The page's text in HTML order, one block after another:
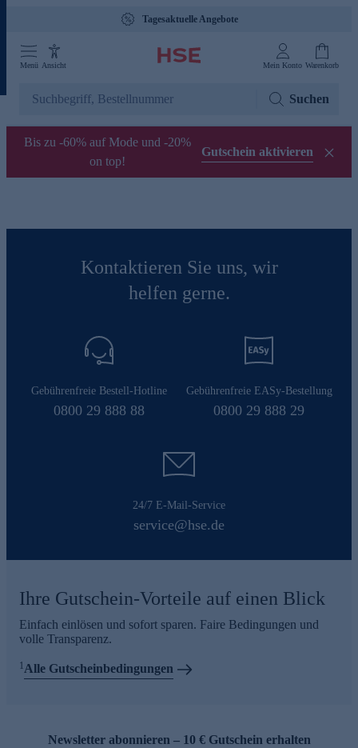
Tagesaktuelle Angebote
Menü Ansicht Mein Konto Warenkorb
Suchen
Bis zu -60% auf Mode und -20%
on top!
Gutschein aktivieren
Kontaktieren Sie uns, wir
helfen gerne.
Gebührenfreie Bestell-Hotline
0800 29 888 88
Gebührenfreie EASy-Bestellung
0800 29 888 29
24/7 E-Mail-Service
service@hse.de
Ihre Gutschein-Vorteile auf einen Blick
Einfach einlösen und sofort sparen. Faire Bedingungen und
volle Transparenz.
1Alle Gutscheinbedingungen
Newsletter abonnieren – 10 € Gutschein erhalten